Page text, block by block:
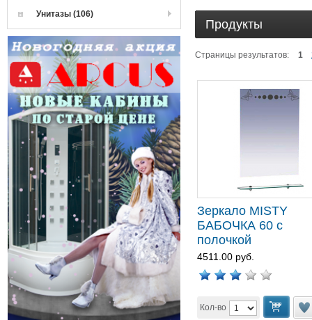
Продукты
Страницы результатов: 1
Зеркало MISTY
БАБОЧКА 60 с
полочкой
4511.00 руб.
Кол-во
Унитазы (106)